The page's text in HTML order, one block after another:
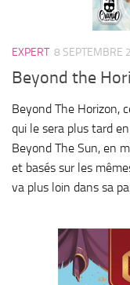
EXPERT 8 SEPTEMBRE
Beyond the
Beyond The Horizon,
qui le sera plus tard
Beyond The Sun, en
et basés sur les
va plus loin dans sa